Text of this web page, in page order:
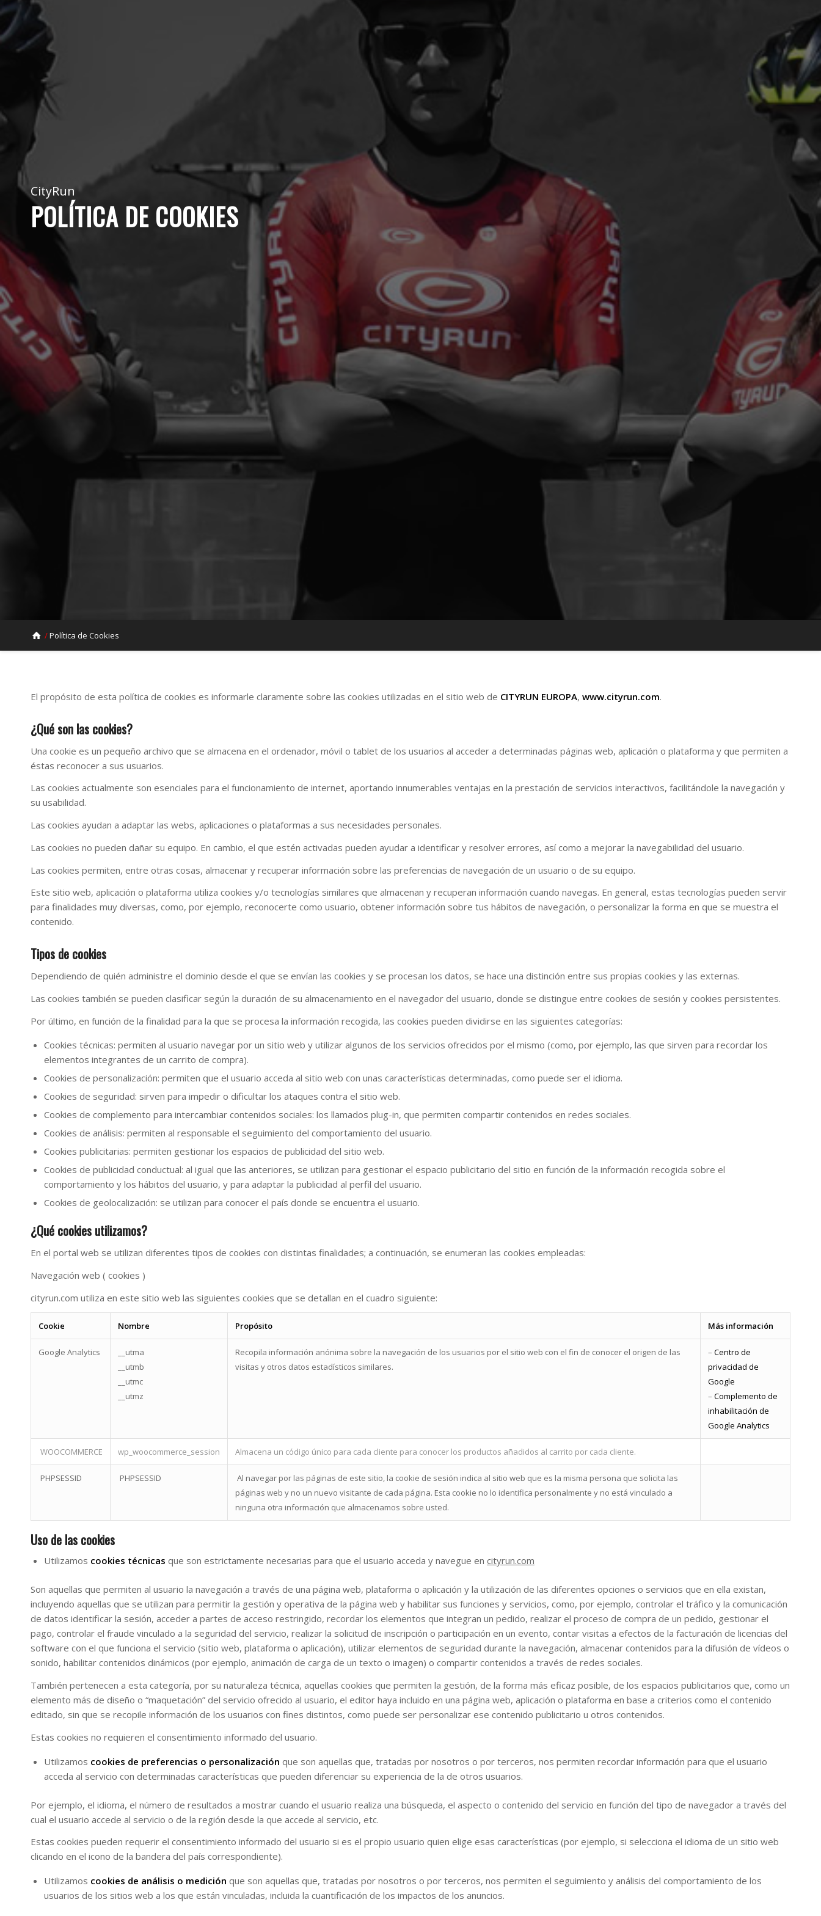
CityRun
POLÍTICA DE COOKIES
/Política de Cookies
El propósito de esta política de cookies es informarle claramente sobre las cookies utilizadas en el sitio web de CITYRUN EUROPA, www.cityrun.com.
¿Qué son las cookies?
Una cookie es un pequeño archivo que se almacena en el ordenador, móvil o tablet de los usuarios al acceder a determinadas páginas web, aplicación o plataforma y que permiten a
éstas reconocer a sus usuarios.
Las cookies actualmente son esenciales para el funcionamiento de internet, aportando innumerables ventajas en la prestación de servicios interactivos, facilitándole la navegación y
su usabilidad.
Las cookies ayudan a adaptar las webs, aplicaciones o plataformas a sus necesidades personales.
Las cookies no pueden dañar su equipo. En cambio, el que estén activadas pueden ayudar a identificar y resolver errores, así como a mejorar la navegabilidad del usuario.
Las cookies permiten, entre otras cosas, almacenar y recuperar información sobre las preferencias de navegación de un usuario o de su equipo.
Este sitio web, aplicación o plataforma utiliza cookies y/o tecnologías similares que almacenan y recuperan información cuando navegas. En general, estas tecnologías pueden servir
para finalidades muy diversas, como, por ejemplo, reconocerte como usuario, obtener información sobre tus hábitos de navegación, o personalizar la forma en que se muestra el
contenido.
Tipos de cookies
Dependiendo de quién administre el dominio desde el que se envían las cookies y se procesan los datos, se hace una distinción entre sus propias cookies y las externas.
Las cookies también se pueden clasificar según la duración de su almacenamiento en el navegador del usuario, donde se distingue entre cookies de sesión y cookies persistentes.
Por último, en función de la finalidad para la que se procesa la información recogida, las cookies pueden dividirse en las siguientes categorías:
Cookies técnicas: permiten al usuario navegar por un sitio web y utilizar algunos de los servicios ofrecidos por el mismo (como, por ejemplo, las que sirven para recordar los
elementos integrantes de un carrito de compra).
Cookies de personalización: permiten que el usuario acceda al sitio web con unas características determinadas, como puede ser el idioma.
Cookies de seguridad: sirven para impedir o dificultar los ataques contra el sitio web.
Cookies de complemento para intercambiar contenidos sociales: los llamados plug-in, que permiten compartir contenidos en redes sociales.
Cookies de análisis: permiten al responsable el seguimiento del comportamiento del usuario.
Cookies publicitarias: permiten gestionar los espacios de publicidad del sitio web.
Cookies de publicidad conductual: al igual que las anteriores, se utilizan para gestionar el espacio publicitario del sitio en función de la información recogida sobre el
comportamiento y los hábitos del usuario, y para adaptar la publicidad al perfil del usuario.
Cookies de geolocalización: se utilizan para conocer el país donde se encuentra el usuario.
¿Qué cookies utilizamos?
En el portal web se utilizan diferentes tipos de cookies con distintas finalidades; a continuación, se enumeran las cookies empleadas:
Navegación web ( cookies )
cityrun.com utiliza en este sitio web las siguientes cookies que se detallan en el cuadro siguiente:
Cookie Nombre Propósito Más información
Google Analytics
__utma
__utmb
__utmc
__utmz
Recopila información anónima sobre la navegación de los usuarios por el sitio web con el fin de conocer el origen de las
visitas y otros datos estadísticos similares.
– Centro de
privacidad de
Google
– Complemento de
inhabilitación de
Google Analytics
WOOCOMMERCE wp_woocommerce_session Almacena un código único para cada cliente para conocer los productos añadidos al carrito por cada cliente.
PHPSESSID PHPSESSID
Al navegar por las páginas de este sitio, la cookie de sesión indica al sitio web que es la misma persona que solicita las
páginas web y no un nuevo visitante de cada página. Esta cookie no lo identifica personalmente y no está vinculado a
ninguna otra información que almacenamos sobre usted.
Uso de las cookies
Utilizamos cookies técnicas que son estrictamente necesarias para que el usuario acceda y navegue en cityrun.com
Son aquellas que permiten al usuario la navegación a través de una página web, plataforma o aplicación y la utilización de las diferentes opciones o servicios que en ella existan,
incluyendo aquellas que se utilizan para permitir la gestión y operativa de la página web y habilitar sus funciones y servicios, como, por ejemplo, controlar el tráfico y la comunicación
de datos identificar la sesión, acceder a partes de acceso restringido, recordar los elementos que integran un pedido, realizar el proceso de compra de un pedido, gestionar el
pago, controlar el fraude vinculado a la seguridad del servicio, realizar la solicitud de inscripción o participación en un evento, contar visitas a efectos de la facturación de licencias del
software con el que funciona el servicio (sitio web, plataforma o aplicación), utilizar elementos de seguridad durante la navegación, almacenar contenidos para la difusión de vídeos o
sonido, habilitar contenidos dinámicos (por ejemplo, animación de carga de un texto o imagen) o compartir contenidos a través de redes sociales.
También pertenecen a esta categoría, por su naturaleza técnica, aquellas cookies que permiten la gestión, de la forma más eficaz posible, de los espacios publicitarios que, como un
elemento más de diseño o “maquetación” del servicio ofrecido al usuario, el editor haya incluido en una página web, aplicación o plataforma en base a criterios como el contenido
editado, sin que se recopile información de los usuarios con fines distintos, como puede ser personalizar ese contenido publicitario u otros contenidos.
Estas cookies no requieren el consentimiento informado del usuario.
Utilizamos cookies de preferencias o personalización que son aquellas que, tratadas por nosotros o por terceros, nos permiten recordar información para que el usuario
acceda al servicio con determinadas características que pueden diferenciar su experiencia de la de otros usuarios.
Por ejemplo, el idioma, el número de resultados a mostrar cuando el usuario realiza una búsqueda, el aspecto o contenido del servicio en función del tipo de navegador a través del
cual el usuario accede al servicio o de la región desde la que accede al servicio, etc.
Estas cookies pueden requerir el consentimiento informado del usuario si es el propio usuario quien elige esas características (por ejemplo, si selecciona el idioma de un sitio web
clicando en el icono de la bandera del país correspondiente).
Utilizamos cookies de análisis o medición que son aquellas que, tratadas por nosotros o por terceros, nos permiten el seguimiento y análisis del comportamiento de los
usuarios de los sitios web a los que están vinculadas, incluida la cuantificación de los impactos de los anuncios.